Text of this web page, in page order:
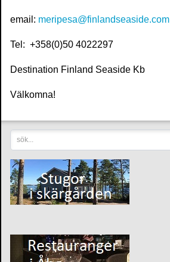
email: meripesa@finlandseaside.com
Tel: +358(0)50 4022297
Destination Finland Seaside Kb
Välkomna!
sök...